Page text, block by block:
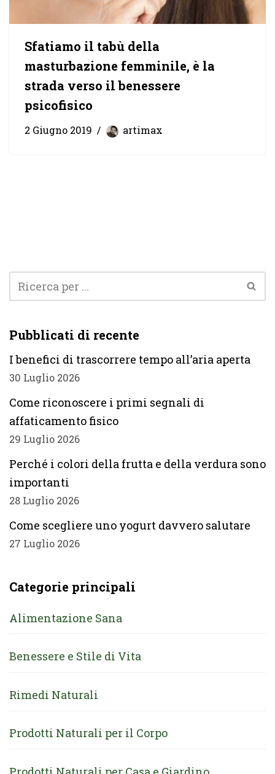
Sfatiamo il tabù della
masturbazione femminile, è la
strada verso il benessere
psicofisico
2 Giugno 2019 artimax
Pubblicati di recente
I benefici di trascorrere tempo all’aria aperta
30 Luglio 2026
Come riconoscere i primi segnali di
affaticamento fisico
29 Luglio 2026
Perché i colori della frutta e della verdura sono
importanti
28 Luglio 2026
Come scegliere uno yogurt davvero salutare
27 Luglio 2026
Categorie principali
Alimentazione Sana
Benessere e Stile di Vita
Rimedi Naturali
Prodotti Naturali per il Corpo